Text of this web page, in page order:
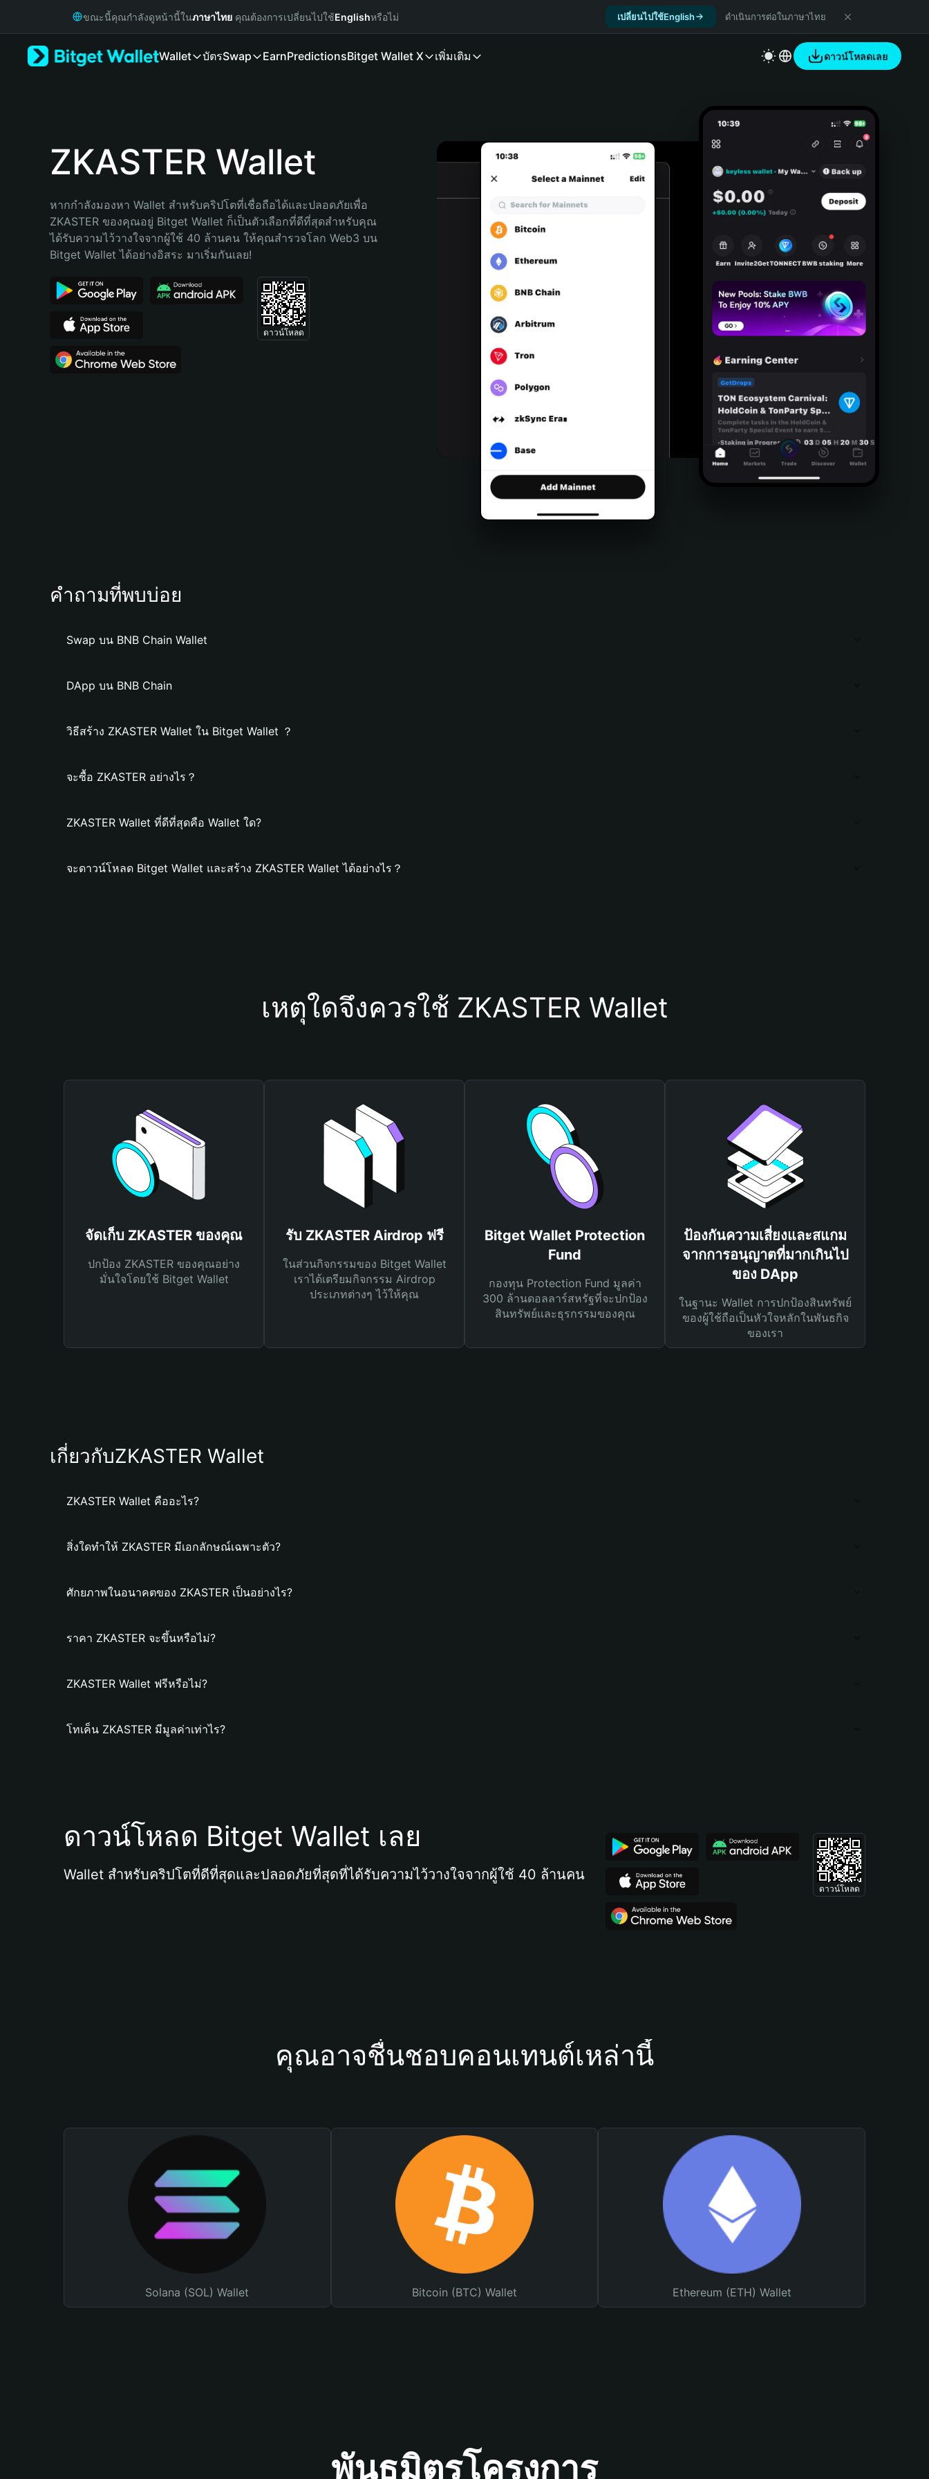
Русский
Bahasa Indonesia
Português (Brasil)
ขณะนี้คุณกำลังดูหน้านี้ในภาษาไทย คุณต้องการเปลี่ยนไปใช้Englishหรือไม่ เปลี่ยนไปใช้English ดำเนินการต่อในภาษาไทย
Wallet บัตรSwap EarnPredictionsBitget Wallet X เพิ่มเติม ดาวน์โหลดเลย
ZKASTER Wallet
หากกำลังมองหา Wallet สำหรับคริปโตที่เชื่อถือได้และปลอดภัยเพื่อ
ZKASTER ของคุณอยู่ Bitget Wallet ก็เป็นตัวเลือกที่ดีที่สุดสำหรับคุณ
ได้รับความไว้วางใจจากผู้ใช้ 40 ล้านคน ให้คุณสำรวจโลก Web3 บน
Bitget Wallet ได้อย่างอิสระ มาเริ่มกันเลย!
ดาวน์โหลด
คำถามที่พบบ่อย
Swap บน BNB Chain Wallet
DApp บน BNB Chain
วิธีสร้าง ZKASTER Wallet ใน Bitget Wallet ？
จะซื้อ ZKASTER อย่างไร？
ZKASTER Wallet ที่ดีที่สุดคือ Wallet ใด?
จะดาวน์โหลด Bitget Wallet และสร้าง ZKASTER Wallet ได้อย่างไร？
เหตุใดจึงควรใช้ ZKASTER Wallet
จัดเก็บ ZKASTER ของคุณ
ปกป้อง ZKASTER ของคุณอย่าง
มั่นใจโดยใช้ Bitget Wallet
รับ ZKASTER Airdrop ฟรี
ในส่วนกิจกรรมของ Bitget Wallet
เราได้เตรียมกิจกรรม Airdrop
ประเภทต่างๆ ไว้ให้คุณ
Bitget Wallet Protection
Fund
กองทุน Protection Fund มูลค่า
300 ล้านดอลลาร์สหรัฐที่จะปกป้อง
สินทรัพย์และธุรกรรมของคุณ
ป้องกันความเสี่ยงและสแกม
จากการอนุญาตที่มากเกินไป
ของ DApp
ในฐานะ Wallet การปกป้องสินทรัพย์
ของผู้ใช้ถือเป็นหัวใจหลักในพันธกิจ
ของเรา
เกี่ยวกับZKASTER Wallet
ZKASTER Wallet คืออะไร?
สิ่งใดทำให้ ZKASTER มีเอกลักษณ์เฉพาะตัว?
ศักยภาพในอนาคตของ ZKASTER เป็นอย่างไร?
ราคา ZKASTER จะขึ้นหรือไม่?
ZKASTER Wallet ฟรีหรือไม่?
โทเค็น ZKASTER มีมูลค่าเท่าไร?
ดาวน์โหลด Bitget Wallet เลย
Wallet สำหรับคริปโตที่ดีที่สุดและปลอดภัยที่สุดที่ได้รับความไว้วางใจจากผู้ใช้ 40 ล้านคน
ดาวน์โหลด
คุณอาจชื่นชอบคอนเทนต์เหล่านี้
Solana (SOL) Wallet Bitcoin (BTC) Wallet Ethereum (ETH) Wallet
พันธมิตรโครงการ